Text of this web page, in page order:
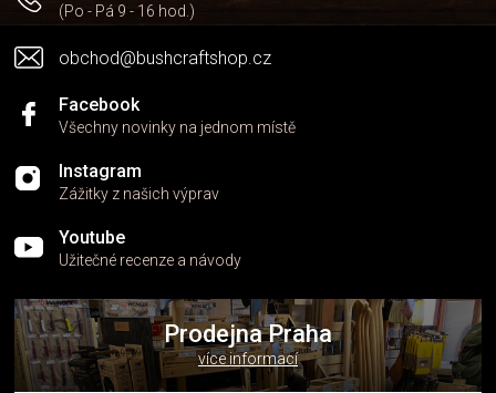
(Po - Pá 9 - 16 hod.)
obchod@bushcraftshop.cz
Facebook
Všechny novinky na jednom místě
Instagram
Zážitky z našich výprav
Youtube
Užitečné recenze a návody
Prodejna Praha
více informací